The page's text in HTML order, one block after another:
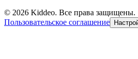
© 2026 Kiddeo. Все права защищены.
Пользовательское соглашение